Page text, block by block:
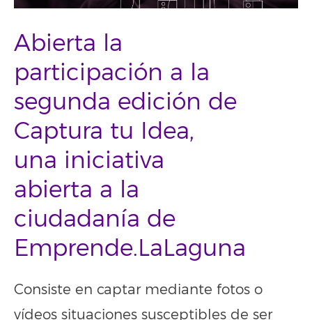
Abierta la
participación a la
segunda edición de
Captura tu Idea,
una iniciativa
abierta a la
ciudadanía de
Emprende.LaLaguna
Consiste en captar mediante fotos o
vídeos situaciones susceptibles de ser